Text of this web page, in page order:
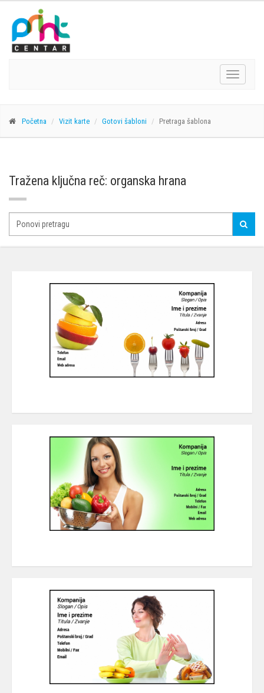
Početna Vizit karte Gotovi šabloni Pretraga šablona
Tražena ključna reč: organska hrana